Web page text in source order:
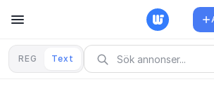
REG Text